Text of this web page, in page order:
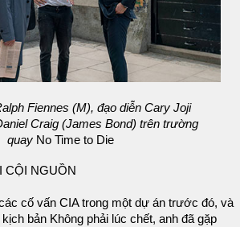
Fiennes (M), đạo diễn Cary Joji
Craig (James Bond) trên trường
quayNo Time to Die
CỘI NGUỒN
cố vấn CIA trong một dự án trước đó, và
bản Không phải lúc chết, anh đã gặp